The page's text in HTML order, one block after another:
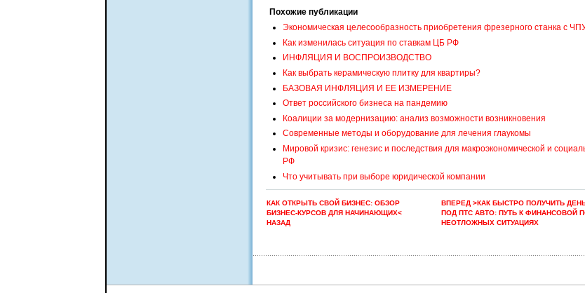
Похожие публикации
Экономическая целесообразность приобретения фрезерного станка с
Как изменилась ситуация по ставкам ЦБ РФ
ИНФЛЯЦИЯ И ВОСПРОИЗВОДСТВО
Как выбрать керамическую плитку для квартиры?
БАЗОВАЯ ИНФЛЯЦИЯ И ЕЕ ИЗМЕРЕНИЕ
Ответ российского бизнеса на пандемию
Коалиции за модернизацию: анализ возможности возникновения
Современные методы и оборудование для лечения глаукомы
Мировой кризис: генезис и последствия для макроэкономической и
РФ
Что учитывать при выборе юридической компании
КАК ОТКРЫТЬ СВОЙ БИЗНЕС: ОБЗОР
БИЗНЕС-КУРСОВ ДЛЯ НАЧИНАЮЩИХ<
НАЗАД
ВПЕРЕД >КАК БЫСТРО ПОЛУЧИТЬ
ПОД ПТС АВТО: ПУТЬ К ФИНАНСОВОЙ
НЕОТЛОЖНЫХ СИТУАЦИЯХ